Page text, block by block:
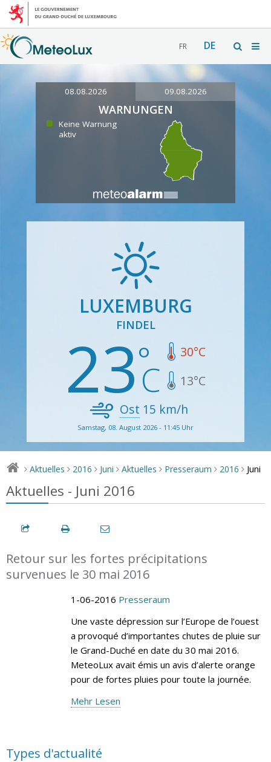
FR DE
08.08.2026 09.08.2026
WARNUNGEN
Keine Warnung
aktiv
LUXEMBURG
FINDEL
23 30°C
13°C
Ost 15 km/h
Samstag, 08. August 2026 - 11:45 Uhr
> Aktuelles > 2016 > Juni > Aktuelles > Presseraum > 2016 > Juni
Aktuelles - Juni 2016
Retour sur les fortes précipitations
survenues le 30 mai 2016
1-06-2016 Presseraum
Une vaste dépression sur l’Europe de l’ouest
a provoqué d’importantes chutes de pluie sur
le Grand-Duché en date du 30 mai 2016.
MeteoLux avait émis un avis d’alerte orange
pour de fortes pluies pour toute la journée.
Mehr Lesen
Types d'actualité